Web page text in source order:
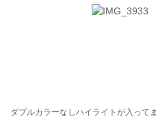
ダブルカラーなしハイライトが入って